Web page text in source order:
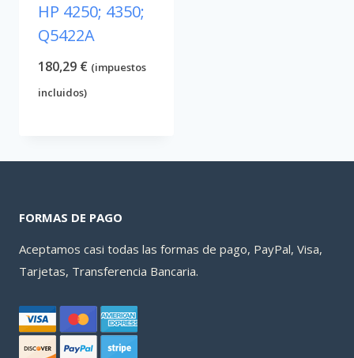
HP 4250; 4350;
Q5422A
180,29 € (impuestos
incluidos)
FORMAS DE PAGO
Aceptamos casi todas las formas de pago, PayPal, Visa,
Tarjetas, Transferencia Bancaria.